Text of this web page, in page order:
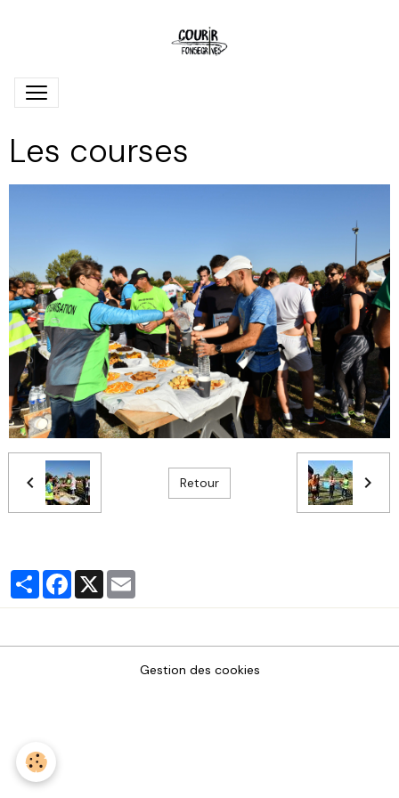
Les courses
Retour
PartagerFacebook
X
Gestion des cookies